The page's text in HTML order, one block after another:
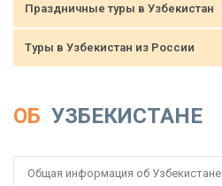
Праздничные туры в Узбекистан
Туры в Узбекистан из России
ОБ УЗБЕКИСТАНЕ
Общая информация об Узбекистане